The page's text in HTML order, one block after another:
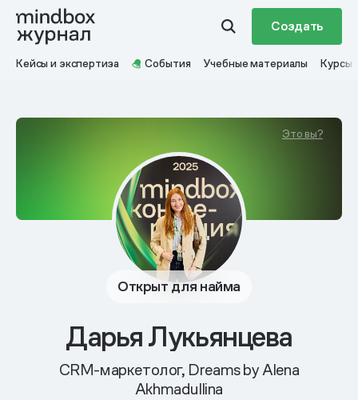
Создать
Кейсы и экспертиза События Учебные материалы Курсы
Это вы?
Открыт для найма
Дарья Лукьянцева
CRM-маркетолог, Dreams by Alena
Akhmadullina